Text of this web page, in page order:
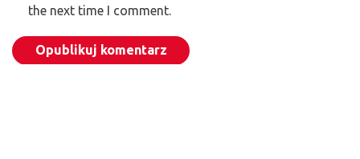
the next time I comment.